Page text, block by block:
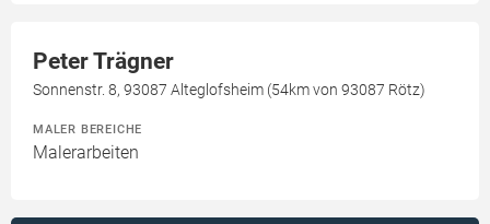
Peter Trägner
Sonnenstr. 8, 93087 Alteglofsheim (54km von 93087 Rötz)
MALER BEREICHE
Malerarbeiten